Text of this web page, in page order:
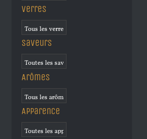
Verres
Saveurs
Arômes
Apparence